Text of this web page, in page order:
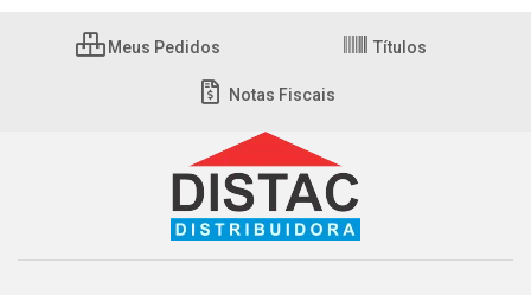
Meus Pedidos Títulos
Notas Fiscais